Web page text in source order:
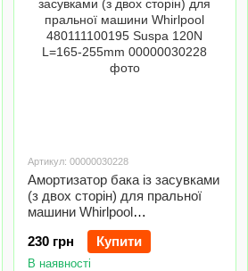
Артикул: 00000030228
Амортизатор бака із засувками
(з двох сторін) для пральної
машини Whirlpool
480111100195 Suspa 120N
L=165-255mm
230 грн Купити
В наявності